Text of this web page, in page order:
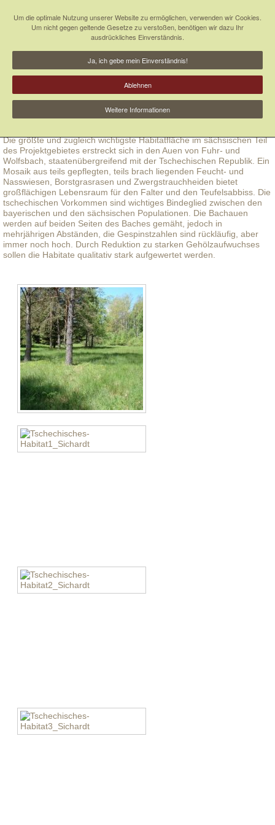
NSG „Dreiländereck“
Die größte und zugleich wichtigste Habitatfläche im sächsischen Teil
des Projektgebietes erstreckt sich in den Auen von Fuhr- und
Wolfsbach, staatenübergreifend mit der Tschechischen Republik. Ein
Mosaik aus teils gepflegten, teils brach liegenden Feucht- und
Nasswiesen, Borstgrasrasen und Zwergstrauchheiden bietet
großflächigen Lebensraum für den Falter und den Teufelsabbiss. Die
tschechischen Vorkommen sind wichtiges Bindeglied zwischen den
bayerischen und den sächsischen Populationen. Die Bachauen
werden auf beiden Seiten des Baches gemäht, jedoch in
mehrjährigen Abständen, die Gespinstzahlen sind rückläufig, aber
immer noch hoch. Durch Reduktion zu starken Gehölzaufwuchses
sollen die Habitate qualitativ stark aufgewertet werden.
Um die optimale Nutzung unserer Website zu ermöglichen, verwenden wir Cookies.
Um nicht gegen geltende Gesetze zu verstoßen, benötigen wir dazu Ihr
ausdrückliches Einverständnis.
Ja, ich gebe mein Einverständnis!
Ablehnen
Weitere Informationen